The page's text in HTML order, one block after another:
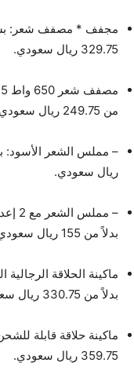
329.75 ريال سعودي.
من 249.75 ريال سعودي.
ريال سعودي.
بدلاً من 155 ريال سعودي.
بدلاً من 330.75 ريال سعودي.
359.75 ريال سعودي.